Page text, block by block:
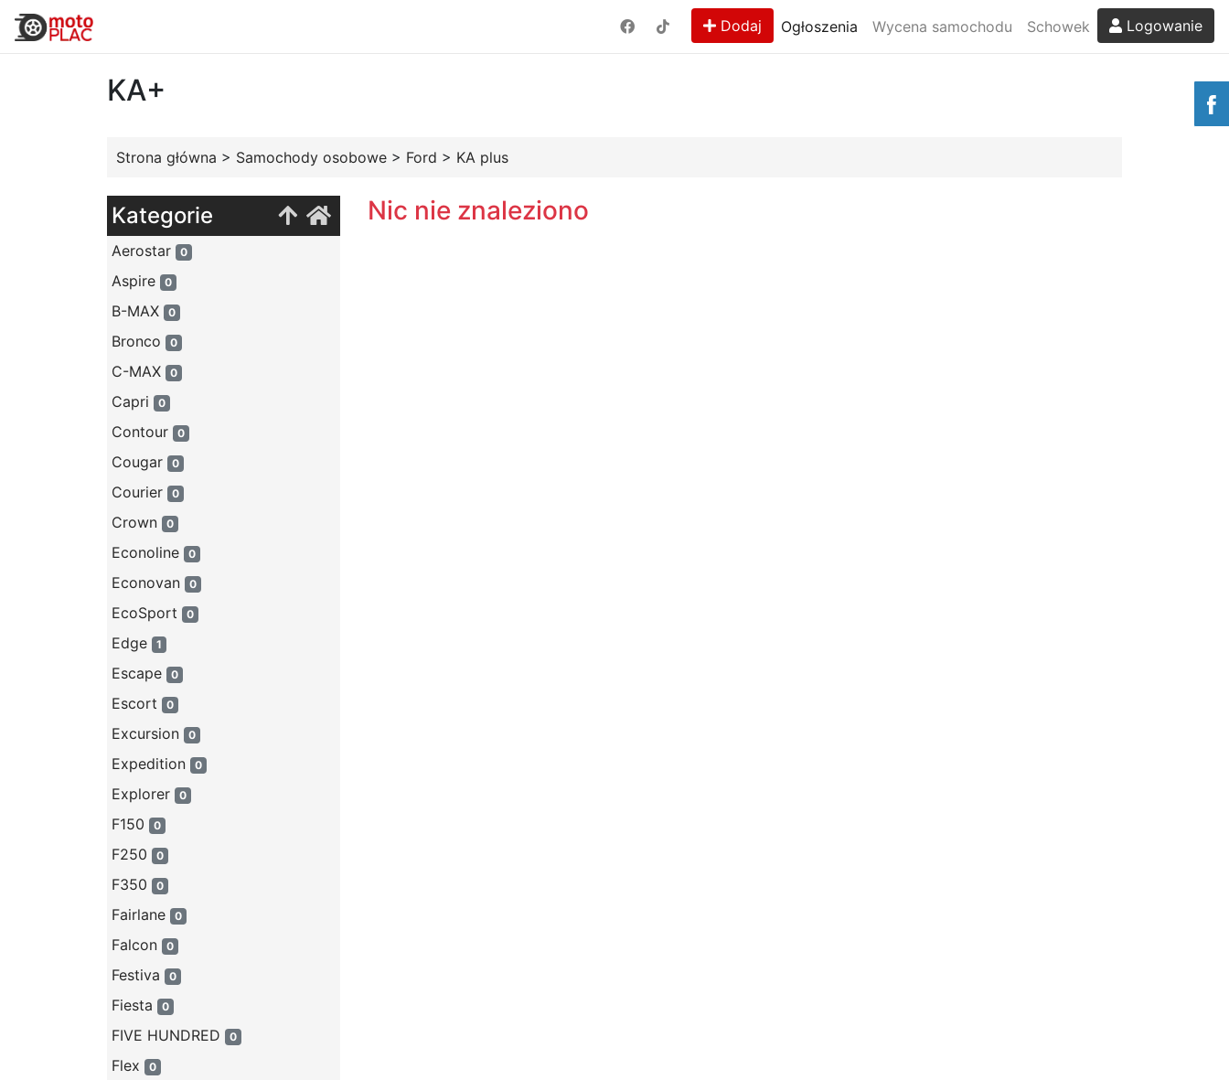
Dodaj Ogłoszenia Wycena samochodu Schowek Logowanie
KA+
Strona główna > Samochody osobowe > Ford > KA plus
Kategorie
Aerostar 0
Aspire 0
B-MAX 0
Bronco 0
C-MAX 0
Capri 0
Contour 0
Cougar 0
Courier 0
Crown 0
Econoline 0
Econovan 0
EcoSport 0
Edge 1
Escape 0
Escort 0
Excursion 0
Expedition 0
Explorer 0
F150 0
F250 0
F350 0
Fairlane 0
Falcon 0
Festiva 0
Fiesta 0
FIVE HUNDRED 0
Flex 0
Nic nie znaleziono